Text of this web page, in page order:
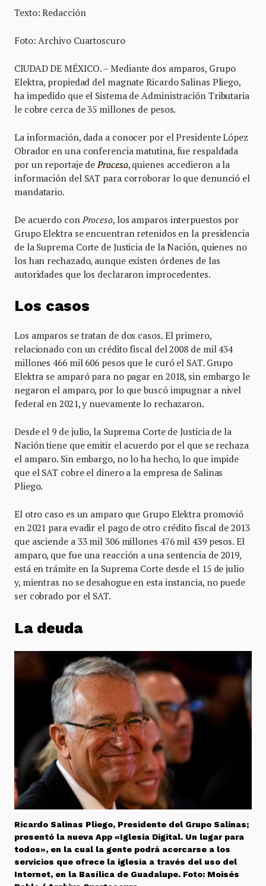
Texto: Redacción
Foto: Archivo Cuartoscuro
CIUDAD DE MÉXICO. – Mediante dos amparos, Grupo
Elektra, propiedad del magnate Ricardo Salinas Pliego,
ha impedido que el Sistema de Administración Tributaria
le cobre cerca de 35 millones de pesos.
La información, dada a conocer por el Presidente López
Obrador en una conferencia matutina, fue respaldada
por un reportaje de Proceso, quienes accedieron a la
información del SAT para corroborar lo que denunció el
mandatario.
De acuerdo con Proceso, los amparos interpuestos por
Grupo Elektra se encuentran retenidos en la presidencia
de la Suprema Corte de Justicia de la Nación, quienes no
los han rechazado, aunque existen órdenes de las
autoridades que los declararon improcedentes.
Los casos
Los amparos se tratan de dos casos. El primero,
relacionado con un crédito fiscal del 2008 de mil 434
millones 466 mil 606 pesos que le curó el SAT. Grupo
Elektra se amparó para no pagar en 2018, sin embargo le
negaron el amparo, por lo que buscó impugnar a nivel
federal en 2021, y nuevamente lo rechazaron.
Desde el 9 de julio, la Suprema Corte de Justicia de la
Nación tiene que emitir el acuerdo por el que se rechaza
el amparo. Sin embargo, no lo ha hecho, lo que impide
que el SAT cobre el dinero a la empresa de Salinas
Pliego.
El otro caso es un amparo que Grupo Elektra promovió
en 2021 para evadir el pago de otro crédito fiscal de 2013
que asciende a 33 mil 306 millones 476 mil 439 pesos. El
amparo, que fue una reacción a una sentencia de 2019,
está en trámite en la Suprema Corte desde el 15 de julio
y, mientras no se desahogue en esta instancia, no puede
ser cobrado por el SAT.
La deuda
Ricardo Salinas Pliego, Presidente del Grupo Salinas;
presentó la nueva App «Iglesia Digital. Un lugar para
todos», en la cual la gente podrá acercarse a los
servicios que ofrece la iglesia a través del uso del
Internet, en la Basílica de Guadalupe. Foto: Moisés